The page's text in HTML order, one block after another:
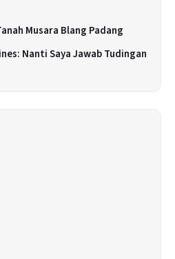
Musara Blang Padang
Nanti Saya Jawab Tudingan